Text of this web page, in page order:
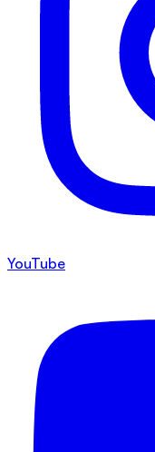
YouTube